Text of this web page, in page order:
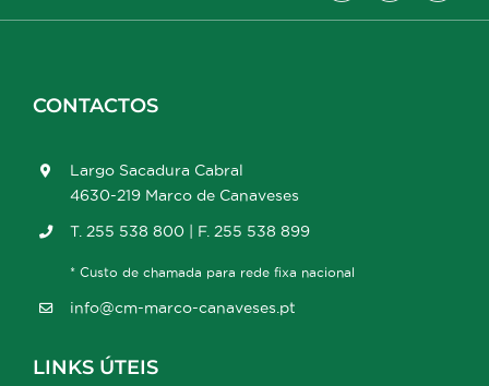
CONTACTOS
Largo Sacadura Cabral
4630-219 Marco de Canaveses
T. 255 538 800 | F. 255 538 899
* Custo de chamada para rede fixa nacional
info@cm-marco-canaveses.pt
LINKS ÚTEIS